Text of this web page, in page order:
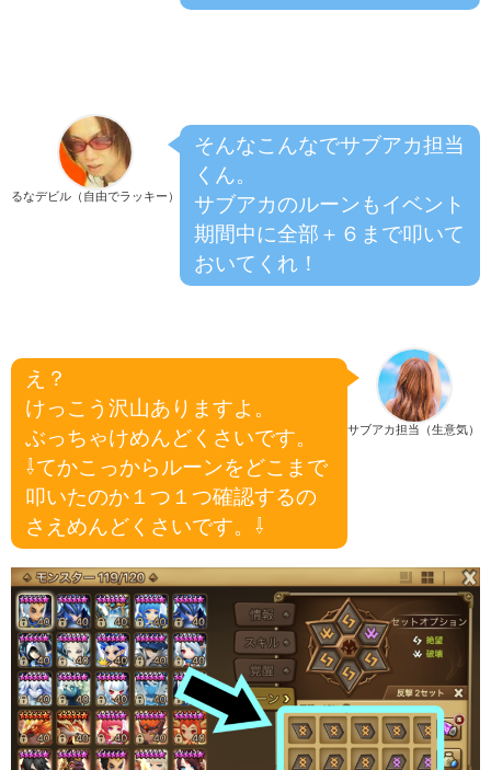
るなデビル（自由でラッキー）
そんなこんなでサブアカ担当
くん。
サブアカのルーンもイベント
期間中に全部＋６まで叩いて
おいてくれ！
サブアカ担当（生意気）
え？
けっこう沢山ありますよ。
ぶっちゃけめんどくさいです。
⇩てかこっからルーンをどこまで
叩いたのか１つ１つ確認するの
さえめんどくさいです。⇩